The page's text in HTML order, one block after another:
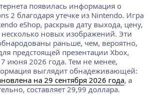
появилась информация о
2 благодаря утечке из Nintendo. Игра
eShop, раскрыв дату выхода, цену,
новых изображений. Эти
раньше, чем, вероятно,
предстоящей презентации Xbox,
июня 2026 года. Тем не менее,
выглядит обнадеживающей:
на 29 сентября 2026 года, а
составляет 29,99 доллара.